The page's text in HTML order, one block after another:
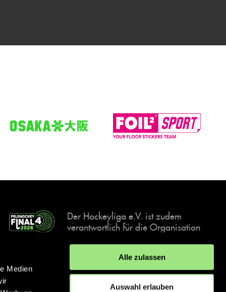
Medien
Alle zulassen
Auswahl erlauben
Der Hockeyliga e.V. ist zudem
verantwortlich für die Organisation
Events, der deutschen Hockey-
Meisterschaften.